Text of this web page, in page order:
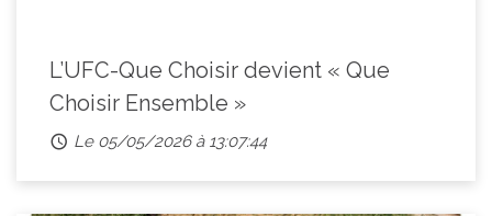
L’UFC-Que Choisir devient « Que
Choisir Ensemble »
Le 05/05/2026 à 13:07:44